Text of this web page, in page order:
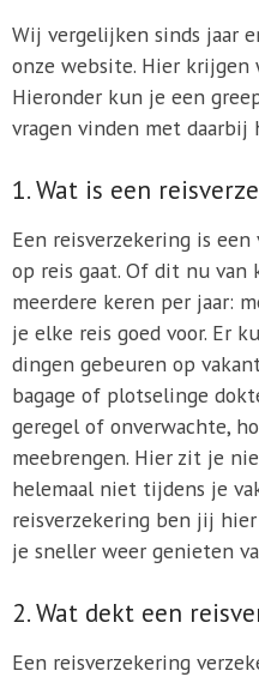
Wij vergelijken sinds jaar
onze website. Hier krijgen
Hieronder kun je een
vragen vinden met daarbij
1. Wat is een
Een reisverzekering is
op reis gaat. Of dit nu van
meerdere keren per jaar:
je elke reis goed voor. Er
dingen gebeuren op
bagage of plotselinge
geregel of onverwachte,
meebrengen. Hier zit je
helemaal niet tijdens je
reisverzekering ben jij
je sneller weer genieten
2. Wat dekt een
Een reisverzekering